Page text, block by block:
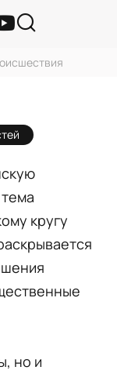
кругу
но и